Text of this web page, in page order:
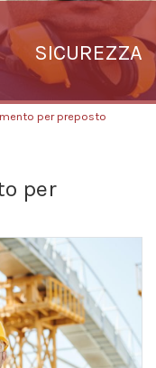
SICUREZZA
per preposto
per